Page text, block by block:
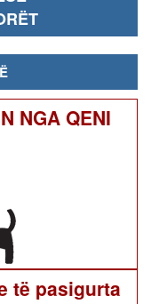
NGA QENI
të pasigurta